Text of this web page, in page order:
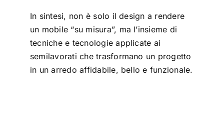
In sintesi, non è solo il design a rendere
un mobile “su misura”, ma l’insieme di
tecniche e tecnologie applicate ai
semilavorati che trasformano un progetto
in un arredo affidabile, bello e funzionale.